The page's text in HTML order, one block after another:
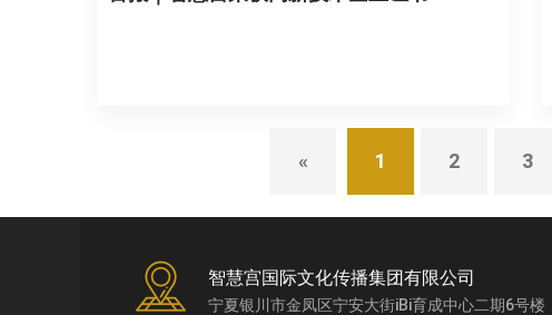
« 1 2 3
智慧宫国际文化传播集团有限公司
宁夏银川市金凤区宁安大街iBi育成中心二期6号楼